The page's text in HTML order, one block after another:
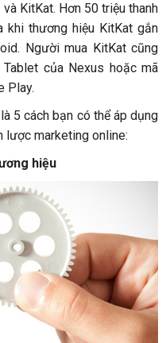
KitKat. Hơn 50 triệu thanh
khi thương hiệu KitKat gắn
Người mua KitKat cũng
của Nexus hoặc mã
Play.
5 cách bạn có thể áp dụng
lược marketing online:
hiệu